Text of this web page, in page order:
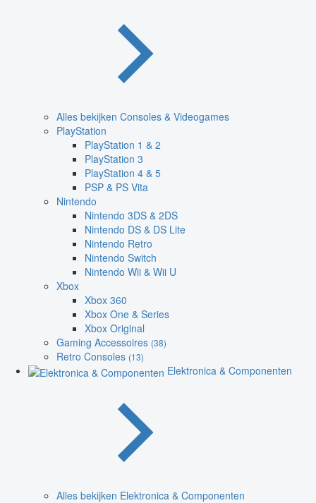
Alles bekijken Consoles & Videogames
PlayStation
PlayStation 1 & 2
PlayStation 3
PlayStation 4 & 5
PSP & PS Vita
Nintendo
Nintendo 3DS & 2DS
Nintendo DS & DS Lite
Nintendo Retro
Nintendo Switch
Nintendo Wii & Wii U
Xbox
Xbox 360
Xbox One & Series
Xbox Original
Gaming Accessoires (38)
Retro Consoles (13)
Elektronica & Componenten
Alles bekijken Elektronica & Componenten